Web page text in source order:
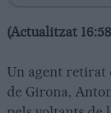
(Actualitzat
Un agent retirat
de Girona,